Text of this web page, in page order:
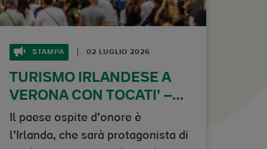
STAMPA 02 LUGLIO 2026
TURISMO IRLANDESE A
VERONA CON TOCATI’ –
FESTIVAL
INTERNAZIONALE DEI
Il paese ospite d’onore è
l’Irlanda, che sarà protagonista di